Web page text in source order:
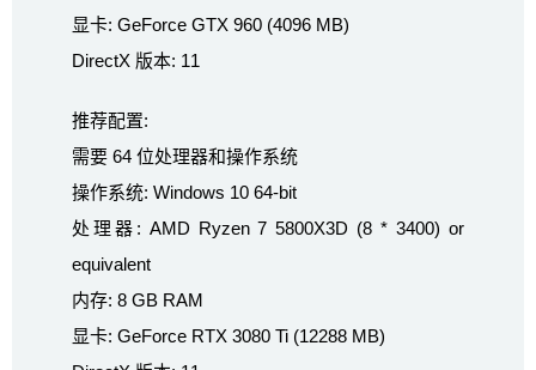
显卡: GeForce GTX 960 (4096 MB)
DirectX 版本: 11
推荐配置:
需要 64 位处理器和操作系统
操作系统: Windows 10 64-bit
处理器: AMD Ryzen 7 5800X3D (8 * 3400) or
equivalent
内存: 8 GB RAM
显卡: GeForce RTX 3080 Ti (12288 MB)